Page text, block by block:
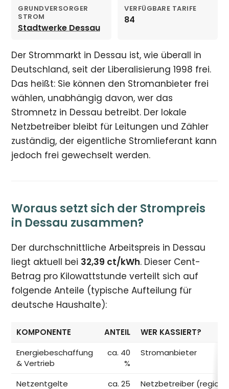
GRUNDVERSORGER
STROM
Stadtwerke Dessau
VERFÜGBARE TARIFE
84
Der Strommarkt in Dessau ist, wie überall in
Deutschland, seit der Liberalisierung 1998 frei.
Das heißt: Sie können den Stromanbieter frei
wählen, unabhängig davon, wer das
Stromnetz in Dessau betreibt. Der lokale
Netzbetreiber bleibt für Leitungen und Zähler
zuständig, der eigentliche Stromlieferant kann
jedoch frei gewechselt werden.
Woraus setzt sich der Strompreis
in Dessau zusammen?
Der durchschnittliche Arbeitspreis in Dessau
liegt aktuell bei 32,39 ct/kWh. Dieser Cent-
Betrag pro Kilowattstunde verteilt sich auf
folgende Anteile (typische Aufteilung für
deutsche Haushalte):
KOMPONENTE ANTEIL
WER KASSIERT?
Energiebeschaffung
& Vertrieb
ca. 40
%
Stromanbieter
Netzentgelte ca. 25 Netzbetreiber